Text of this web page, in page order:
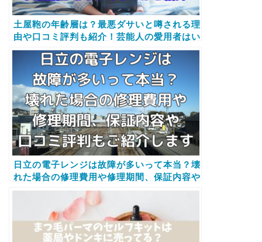
土屋鞄の年齢層は？最悪ダサいと噂される理
由や口コミ評判も紹介！芸能人の愛用者はい
るのかと実店舗はどこにあるのかご紹介
日立の電子レンジは故障が多いって本当？壊
れた場合の修理費用や修理期間、保証内容や
口コミ評判もご紹介します